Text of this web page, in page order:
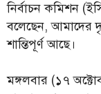
নির্বাচন কমিশন
বলেছেন, আমাদের
শান্তিপূর্ণ আছে।
মঙ্গলবার (১৭